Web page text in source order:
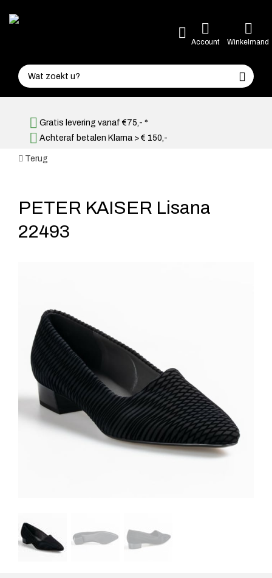
Account Winkelmand
Gratis levering vanaf €75,- *
Achteraf betalen Klarna > € 150,-
Terug
PETER KAISER Lisana
22493